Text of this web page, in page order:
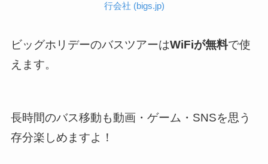
行会社 (bigs.jp)
ビッグホリデーのバスツアーはWiFiが無料で使
えます。
長時間のバス移動も動画・ゲーム・SNSを思う
存分楽しめますよ！